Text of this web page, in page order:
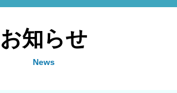
ウ
閉
お知らせ
News